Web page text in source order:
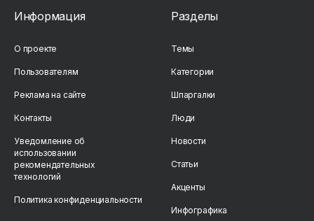
Информация
О проекте
Пользователям
Реклама на сайте
Контакты
Уведомление об
использовании
рекомендательных
технологий
Политика конфиденциальности
Разделы
Темы
Категории
Шпаргалки
Люди
Новости
Статьи
Акценты
Инфографика